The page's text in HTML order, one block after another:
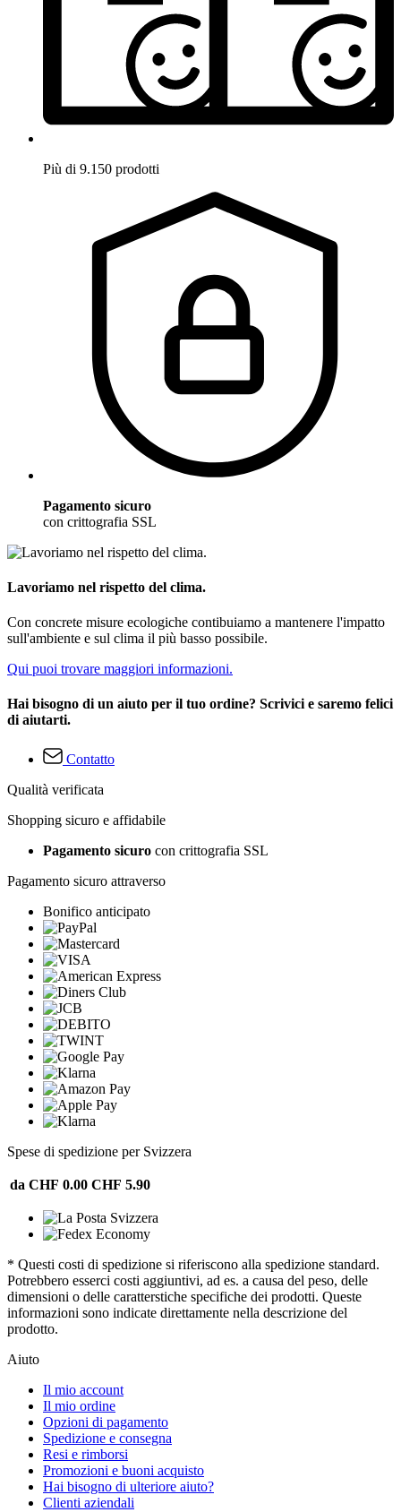
Più di 9.150 prodotti
Pagamento sicuro
con crittografia SSL
Lavoriamo nel rispetto del clima.
Con concrete misure ecologiche contibuiamo a mantenere l'impatto
sull'ambiente e sul clima il più basso possibile.
Qui puoi trovare maggiori informazioni.
Hai bisogno di un aiuto per il tuo ordine? Scrivici e saremo felici
di aiutarti.
Contatto
Qualità verificata
Shopping sicuro e affidabile
Pagamento sicuro con crittografia SSL
Pagamento sicuro attraverso
Bonifico anticipato
Spese di spedizione per Svizzera
da CHF 0.00 CHF 5.90
* Questi costi di spedizione si riferiscono alla spedizione standard.
Potrebbero esserci costi aggiuntivi, ad es. a causa del peso, delle
dimensioni o delle caratterstiche specifiche dei prodotti. Queste
informazioni sono indicate direttamente nella descrizione del
prodotto.
Aiuto
Il mio account
Il mio ordine
Opzioni di pagamento
Spedizione e consegna
Resi e rimborsi
Promozioni e buoni acquisto
Hai bisogno di ulteriore aiuto?
Clienti aziendali